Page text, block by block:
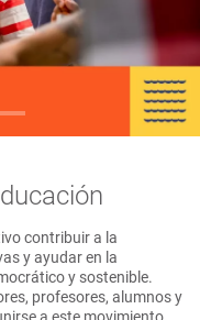
PT
contribuir a la
y ayudar en la
y sostenible.
profesores, alumnos y